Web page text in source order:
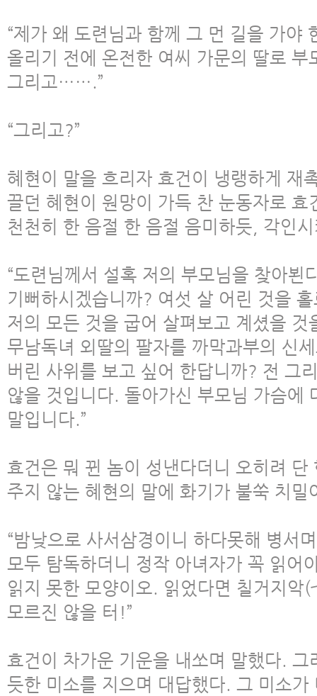
“제가 왜 도련님과 함께 그 먼 길을 가야
올리기 전에 온전한 여씨 가문의 딸로
그리고…….”
“그리고?”
혜현이 말을 흐리자 효건이 냉랭하게 재
끌던 혜현이 원망이 가득 찬 눈동자로 효
천천히 한 음절 한 음절 음미하듯, 각인
“도련님께서 설혹 저의 부모님을 찾아뵌
기뻐하시겠습니까? 여섯 살 어린 것을
저의 모든 것을 굽어 살펴보고 계셨을
무남독녀 외딸의 팔자를 까막과부의 신
버린 사위를 보고 싶어 한답니까? 전 그
않을 것입니다. 돌아가신 부모님 가슴에
말입니다.”
효건은 뭐 뀐 놈이 성낸다더니 오히려 단
주지 않는 혜현의 말에 화기가 불쑥 치밀
“밤낮으로 사서삼경이니 하다못해 병서
모두 탐독하더니 정작 아녀자가 꼭 읽어
읽지 못한 모양이오. 읽었다면 칠거지악
모르진 않을 터!”
효건이 차가운 기운을 내쏘며 말했다. 그
듯한 미소를 지으며 대답했다. 그 미소